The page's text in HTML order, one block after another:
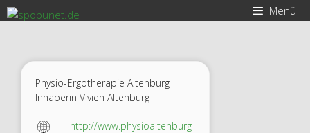
Zum
Inhalt
Menü
Physio-Ergotherapie Altenburg
Inhaberin Vivien Altenburg
http://www.physioaltenburg-